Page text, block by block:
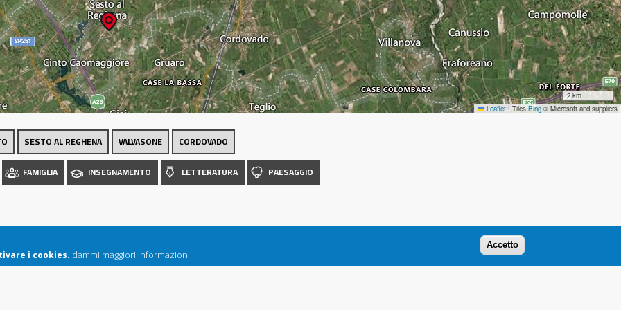
2 km
Leaflet | TilesBing © Microsoft and suppliers
SESTO AL REGHENA VALVASONE CORDOVADO
FAMIGLIA INSEGNAMENTO LETTERATURA PAESAGGIO
i cookies. dammi maggiori informazioni
Accetto